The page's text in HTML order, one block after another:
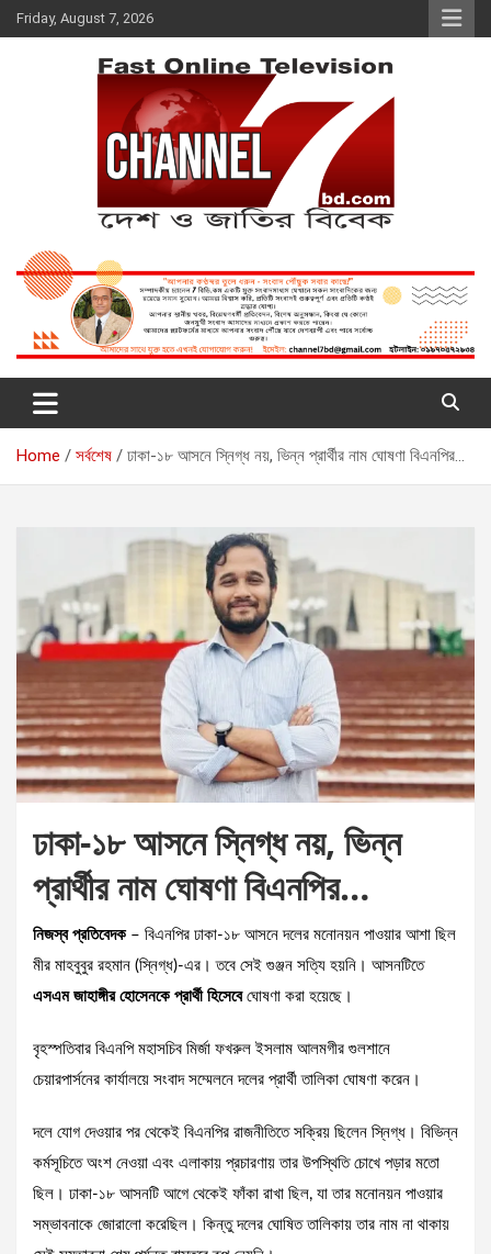
Skip
to
Friday, August 7, 2026
Fast Online Television –
CHANNEL7BD.COM
Home সর্বশেষ ঢাকা-১৮ আসনে স্নিগ্ধ নয়, ভিন্ন প্রার্থীর নাম ঘোষণা বিএনপির…
ঢাকা-১৮ আসনে স্নিগ্ধ নয়, ভিন্ন
প্রার্থীর নাম ঘোষণা বিএনপির…
নিজস্ব প্রতিবেদক– বিএনপির ঢাকা-১৮ আসনে দলের মনোনয়ন পাওয়ার আশা ছিল
মীর মাহবুবুর রহমান (স্নিগ্ধ)-এর। তবে সেই গুঞ্জন সত্যি হয়নি। আসনটিতে
এসএম জাহাঙ্গীর হোসেনকে প্রার্থী হিসেবেঘোষণা করা হয়েছে।
বৃহস্পতিবার বিএনপি মহাসচিব মির্জা ফখরুল ইসলাম আলমগীর গুলশানে
চেয়ারপার্সনের কার্যালয়ে সংবাদ সম্মেলনে দলের প্রার্থী তালিকা ঘোষণা করেন।
দলে যোগ দেওয়ার পর থেকেই বিএনপির রাজনীতিতে সক্রিয় ছিলেন স্নিগ্ধ। বিভিন্ন
কর্মসূচিতে অংশ নেওয়া এবং এলাকায় প্রচারণায় তার উপস্থিতি চোখে পড়ার মতো
ছিল। ঢাকা-১৮ আসনটি আগে থেকেই ফাঁকা রাখা ছিল, যা তার মনোনয়ন পাওয়ার
সম্ভাবনাকে জোরালো করেছিল। কিন্তু দলের ঘোষিত তালিকায় তার নাম না থাকায়